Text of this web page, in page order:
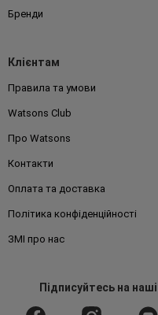
Бренди
Клієнтам
Правила та умови
Watsons Club
Про Watsons
Контакти
Оплата та доставка
Політика конфіденційності
ЗМІ про нас
Підписуйтесьна